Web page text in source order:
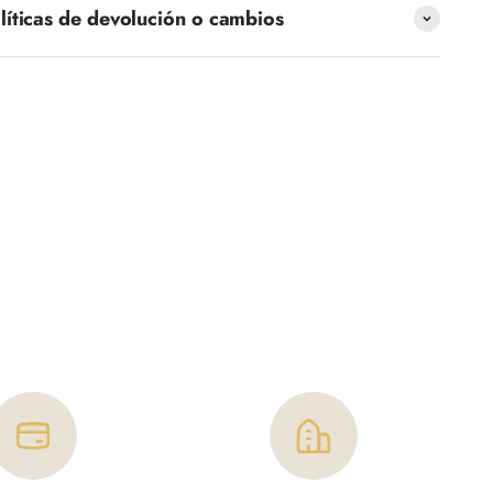
de devolución o cambios